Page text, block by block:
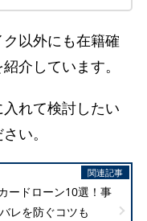
以外にも在籍確
介しています。
れて検討したい
い。
関連記事
ードローン10選！事
レを防ぐコツも